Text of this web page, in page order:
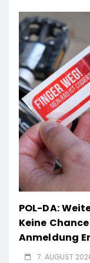
POL-DA:
Keine
Anmeldung
7. AUGUST